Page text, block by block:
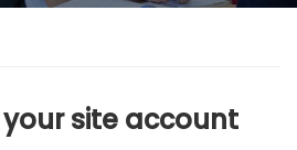
site account